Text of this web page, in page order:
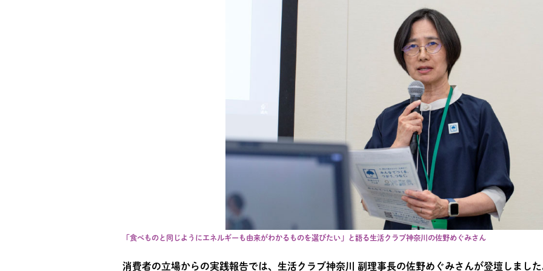
「食べものと同じようにエネルギーも由来がわかるものを選びたい」と語る生活クラブ神奈川の佐野めぐみさん
消費者の立場からの実践報告では、生活クラブ神奈川 副理事長の佐野めぐみさんが登壇しまし